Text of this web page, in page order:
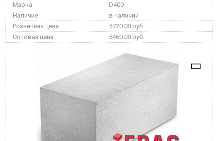
D400
в наличии
5720.00 руб.
5460.00 руб.